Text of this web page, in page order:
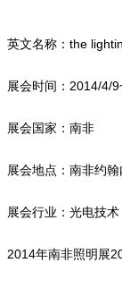
英文名称：the
展会时间：2014/4/
展会国家：南非
展会地点：南非约
展会行业：光电技术
2014年南非照明展